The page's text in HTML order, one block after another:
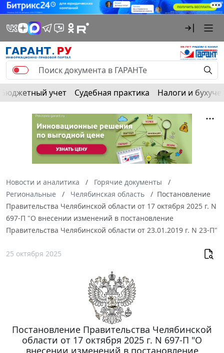
Бюджетный учет Судебная практика Налоги и
Новости и аналитика
Горячие документы
Региональные
Челябинская область
Постановление
Правительства Челябинской области от 17 октября 2025 г. N
697-П "О внесении изменений в постановление
Правительства Челябинской области от 23.01.2019 г. N 23-П"
25 октября 2025
Постановление Правительства Челябинской
области от 17 октября 2025 г. N 697-П "О
внесении изменений в постановление